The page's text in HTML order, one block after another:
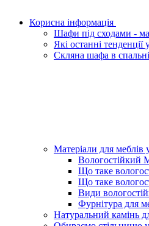
Корисна інформація
Шафи під сходами -
Які останні
Скляна шафа в
Матеріали для меблів
Вологостійкий
Що таке
Що таке
Види
Фурнітура для
Натуральний камінь